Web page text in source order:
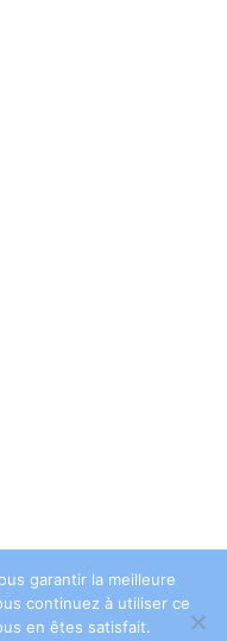
||Nos
garantir la meilleure
continuez à utiliser ce
en êtes satisfait.